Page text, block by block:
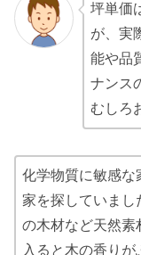
坪単価
が、実
能や品
ナンス
むしろ
化学物質に敏感な
家を探していまし
の木材など天然素
入ると木の香り